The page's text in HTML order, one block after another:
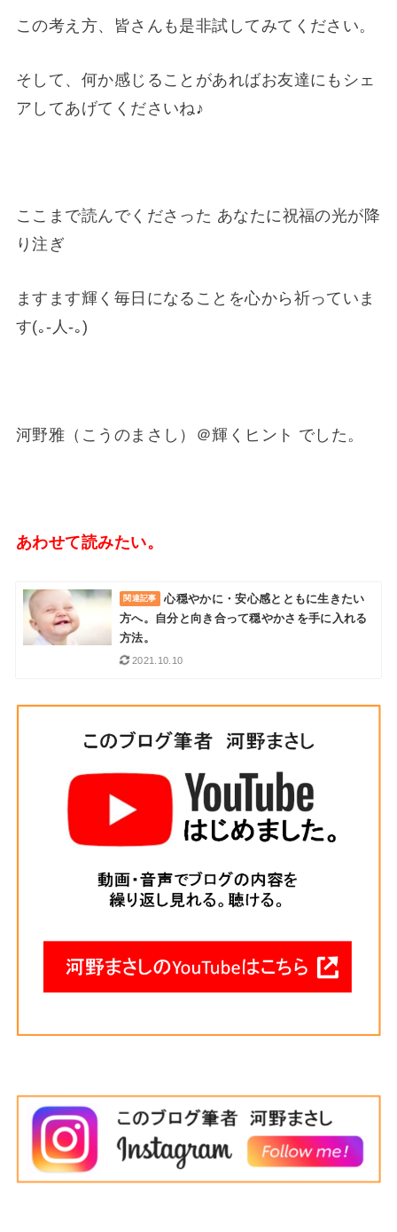
この考え方、皆さんも是非試してみてください。
そして、何か感じることがあればお友達にもシェ
アしてあげてくださいね♪
ここまで読んでくださった あなたに祝福の光が降
り注ぎ
ますます輝く毎日になることを心から祈っていま
す(｡-人-｡)
河野雅（こうのまさし）＠輝くヒント でした。
あわせて読みたい。
心穏やかに・安心感とともに生きたい
方へ。自分と向き合って穏やかさを手に入れる
方法。
2021.10.10